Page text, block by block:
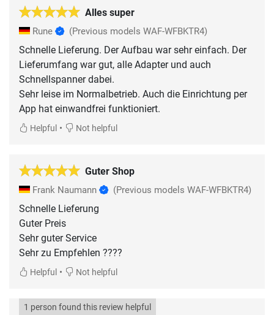
Alles super
Rune (Previous models WAF-WFBKTR4)
Schnelle Lieferung. Der Aufbau war sehr einfach. Der
Lieferumfang war gut, alle Adapter und auch
Schnellspanner dabei.
Sehr leise im Normalbetrieb. Auch die Einrichtung per
App hat einwandfrei funktioniert.
Helpful • Not helpful
Guter Shop
Frank Naumann (Previous models WAF-WFBKTR4)
Schnelle Lieferung
Guter Preis
Sehr guter Service
Sehr zu Empfehlen ????
Helpful • Not helpful
1 person found this review helpful